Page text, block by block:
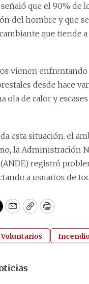
que el 90% de
del hombre y que
que tiende a
vienen enfrentando
desde hace
ola de calor y
esta situación, el
la Administración
registró
a usuarios de
EmailCopyPrint